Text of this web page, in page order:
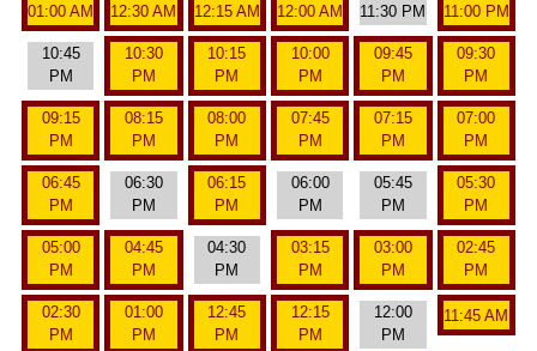
01:00 AM 12:30 AM 12:15 AM 12:00 AM 11:30 PM 11:00 PM
10:45
PM
10:30
PM
10:15
PM
10:00
PM
09:45
PM
09:30
PM
09:15
PM
08:15
PM
08:00
PM
07:45
PM
07:15
PM
07:00
PM
06:45
PM
06:30
PM
06:15
PM
06:00
PM
05:45
PM
05:30
PM
05:00
PM
04:45
PM
04:30
PM
03:15
PM
03:00
PM
02:45
PM
02:30
PM
01:00
PM
12:45
PM
12:15
PM
12:00
PM
11:45 AM